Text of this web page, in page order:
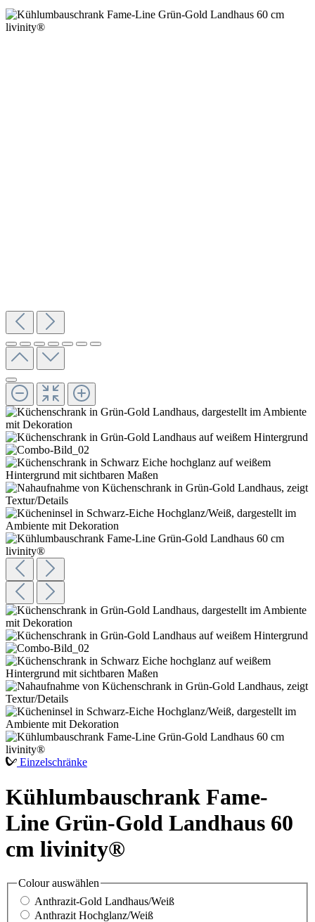
Einzelschränke
Kühlumbauschrank Fame-
Line Grün-Gold Landhaus 60
cm livinity®
Colourauswählen
Anthrazit-Gold Landhaus/Weiß
Anthrazit Hochglanz/Weiß